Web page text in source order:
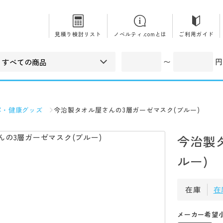
見積り検討リスト ノベルティ.comとは ご利用ガイド
〜 円
健康グッズ 今治製タオル屋さんの3層ガーゼマスク(ブルー)
今治製
ルー)
在庫
メーカー希望